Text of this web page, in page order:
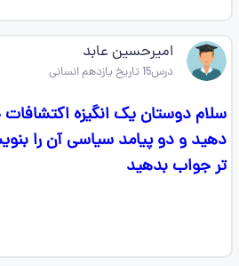
امیرحسین عابد
درس15 تاریخ یازدهم انسانی
سلام دوستان یک انگیزه اکتشافات
دهید و دو پیامد سیاسی آن را
تر جواب بدهید